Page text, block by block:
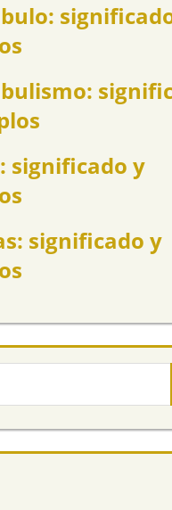
significado y
significado y